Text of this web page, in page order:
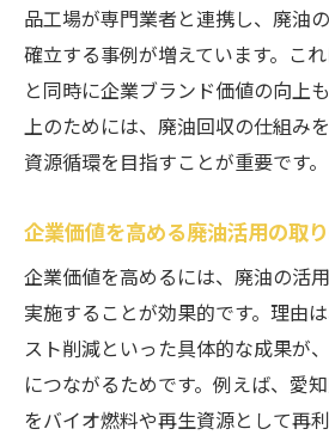
品工場が専門業者と連携し、廃油
確立する事例が増えています。こ
と同時に企業ブランド価値の向上
上のためには、廃油回収の仕組み
資源循環を目指すことが重要です。
企業価値を高める廃油活用の取
企業価値を高めるには、廃油の活
実施することが効果的です。理由
スト削減といった具体的な成果が
につながるためです。例えば、愛
をバイオ燃料や再生資源として再